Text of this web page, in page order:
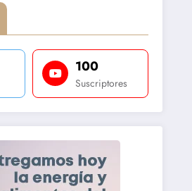
100
Suscriptores